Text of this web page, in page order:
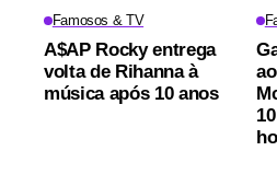
Famosos & TV
A$AP Rocky entrega
volta de Rihanna à
música após 10 anos